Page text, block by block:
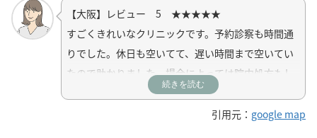
事前のネットでの問診票も内容をよく読んでくださ
っていると感じました。
【大阪】レビュー 5 ★★★★★
すごくきれいなクリニックです。予約診察も時間通
りでした。休日も空いてて、遅い時間まで空いてい
たので助かりました。場合によっては院内処方もし
ていただけるので薬局を探さなくてよかったです。
続きを読む
引用元： google map